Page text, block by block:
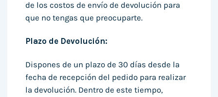
de los costos de envío de devolución para
que no tengas que preocuparte.
Plazo de Devolución:
Dispones de un plazo de 30 días desde la
fecha de recepción del pedido para realizar
la devolución. Dentro de este tiempo,